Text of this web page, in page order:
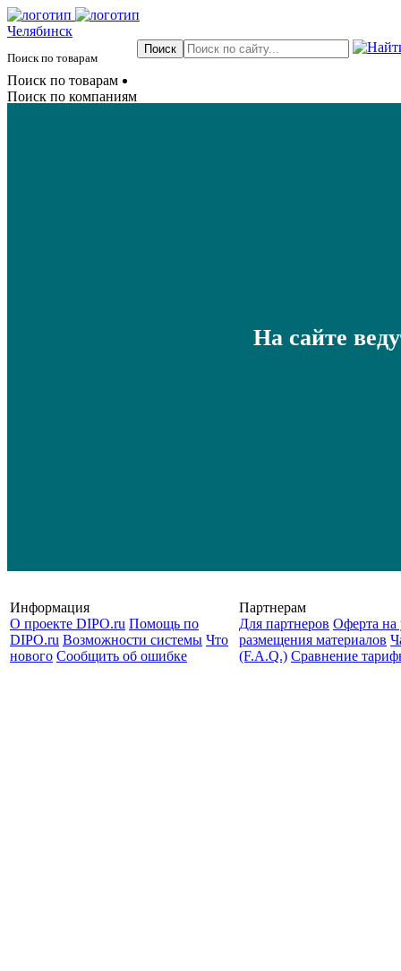
Челябинск
Поиск по товарам
Поиск по товарам
Поиск по компаниям
На сайте
Информация
О проекте DIPO.ru Помощь по
DIPO.ru Возможности системы Что
нового Сообщить об ошибке
Партнерам
Для партнеров Оферта на
размещения материалов
(F.A.Q.) Cравнение